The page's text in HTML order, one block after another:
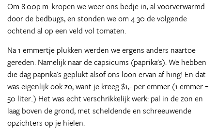
Om 8.00p.m. kropen we weer ons bedje in, al voorverwarmd
door de bedbugs, en stonden we om 4.30 de volgende
ochtend al op een veld vol tomaten.
Na 1 emmertje plukken werden we ergens anders naartoe
gereden. Namelijk naar de capsicums (paprika's). We hebben
die dag paprika's geplukt alsof ons loon ervan af hing! En dat
was eigenlijk ook zo, want je kreeg $1,- per emmer (1 emmer =
50 liter..) Het was echt verschrikkelijk werk: pal in de zon en
laag boven de grond, met scheldende en schreeuwende
opzichters op je hielen.